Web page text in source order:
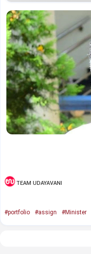
TEAM UDAYAVANI
#portfolio #assign #Minister